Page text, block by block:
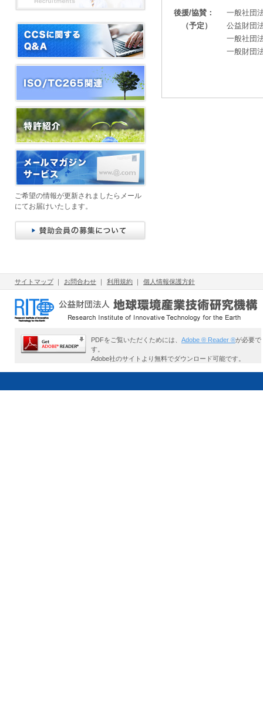
後援/協賛：
（予定）
一般社団
公益財団
一般社団
一般財団
ご希望の情報が更新されましたらメール
にてお届けいたします。
サイトマップ｜ お問合わせ ｜ 利用規約 ｜ 個人情報保護方針
PDFをご覧いただくためには、 Adobe ® Reader ®が必要で
す。
Adobe社のサイトより無料でダウンロード可能です。